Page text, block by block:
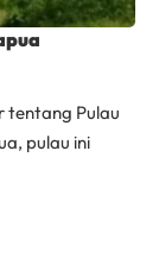
tentang Pulau
pulau ini